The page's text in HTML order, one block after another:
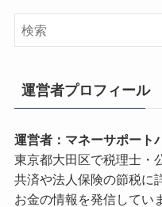
運営者プロフィール
運営者：マネーサポート
東京都大田区で税理士・
共済や法人保険の節税に
お金の情報を発信してい